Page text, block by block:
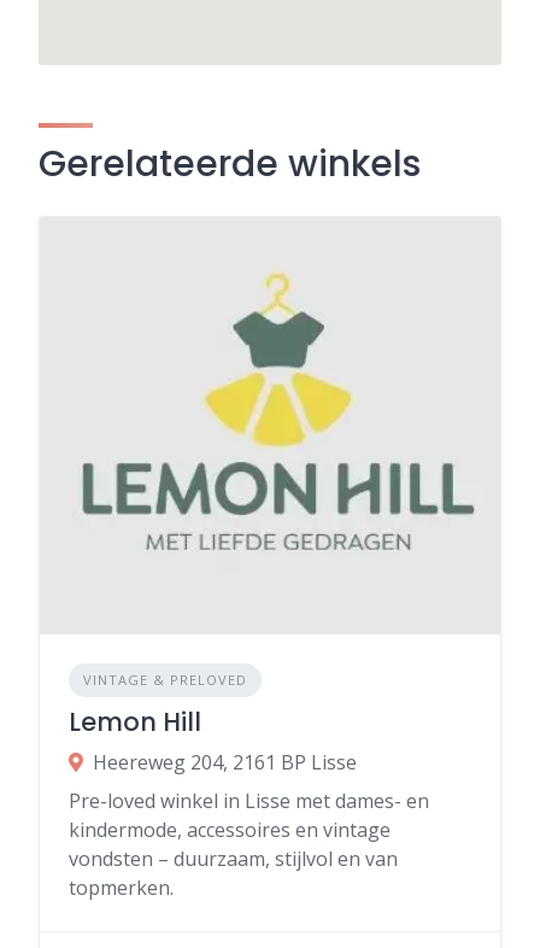
Gerelateerde winkels
VINTAGE & PRELOVED
Lemon Hill
Heereweg 204, 2161 BP Lisse
Pre-loved winkel in Lisse met dames- en
kindermode, accessoires en vintage
vondsten – duurzaam, stijlvol en van
topmerken.